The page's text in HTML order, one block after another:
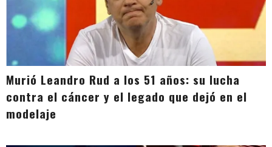
Murió Leandro Rud a los 51 años: su lucha
contra el cáncer y el legado que dejó en el
modelaje